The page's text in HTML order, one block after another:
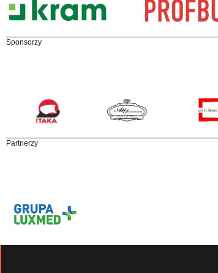
Sponsorzy
Partnerzy